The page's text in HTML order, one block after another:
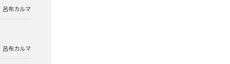
呂布カルマ
呂布カルマ